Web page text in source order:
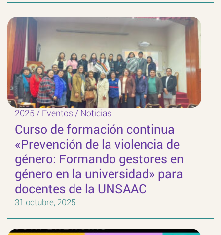
2025 / Eventos / Noticias
Curso de formación continua
«Prevención de la violencia de
género: Formando gestores en
género en la universidad» para
docentes de la UNSAAC
31 octubre, 2025